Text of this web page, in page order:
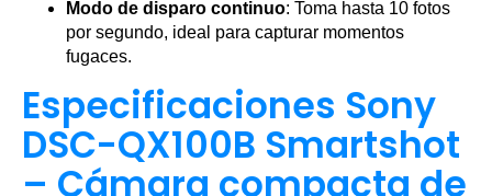
Modo de disparo continuo: Toma hasta 10 fotos
por segundo, ideal para capturar momentos
fugaces.
Especificaciones Sony
DSC-QX100B Smartshot
– Cámara compacta de